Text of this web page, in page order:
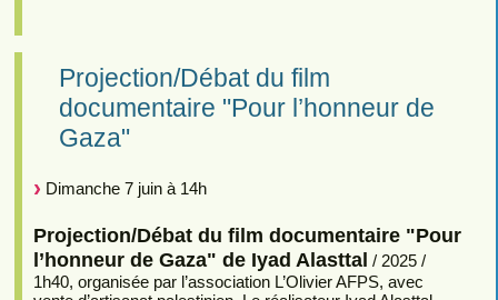
Projection/Débat du film
documentaire "Pour l’honneur de
Gaza"
Dimanche 7 juin à 14h
Projection/Débat du film documentaire "Pour
l’honneur de Gaza" de Iyad Alasttal / 2025 /
1h40, organisée par l’association L’Olivier AFPS, avec